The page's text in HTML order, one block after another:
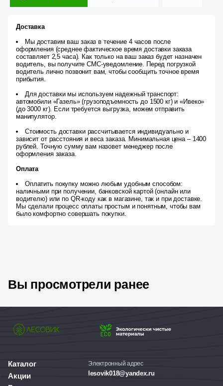
Доставка
Мы доставим ваш заказ в течение 4 часов после
оформления (среднее фактическое время доставки заказа
составляет 2,5 часа). Как только на ваш заказ будет назначен
водитель, вы получите СМС-уведомление. Перед погрузкой
водитель лично позвонит вам, чтобы сообщить точное время
прибытия.
Для доставки мы используем надежный транспорт:
автомобили «Газель» (грузоподъемность до 1500 кг) и «Ивеко»
(до 3000 кг). Если требуется выгрузка, можем отправить
манипулятор.
Стоимость доставки рассчитывается индивидуально и
зависит от расстояния и веса заказа. Минимальная цена – 1400
рублей. Точную сумму вам назовет менеджер после
оформления заказа.
Оплата
Оплатить покупку можно любым удобным способом:
наличными при получении, банковской картой (онлайн или
водителю) или по QR-коду как в магазине, так и при доставке.
Мы сделали процесс оплаты простым и понятным, чтобы вам
было комфортно совершать покупки.
Вы просмотрели ранее
Каталог
Акции
Электронный адрес
lesovik018@yandex.ru